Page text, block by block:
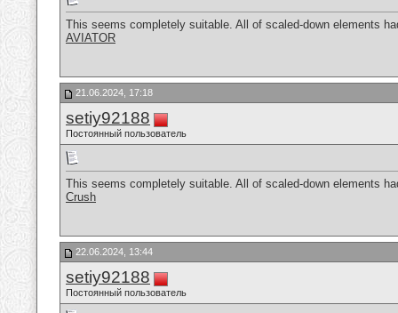
This seems completely suitable. All of scaled-down elements
AVIATOR
21.06.2024, 17:18
setiy92188
Постоянный пользователь
This seems completely suitable. All of scaled-down elements
Crush
22.06.2024, 13:44
setiy92188
Постоянный пользователь